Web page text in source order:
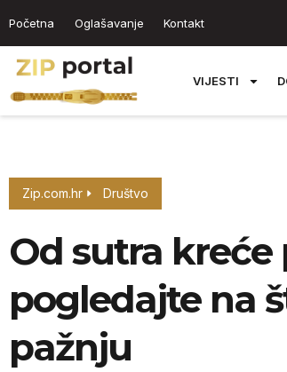
Početna Oglašavanje Kontakt
VIJESTI
Zip.com.hr Društvo
Od sutra
pogledajte na
pažnju